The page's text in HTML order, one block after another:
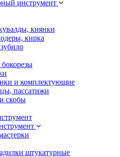
инструмент
киянки
кирка
и комплектующие
пассатижи
скобы
штукатурные